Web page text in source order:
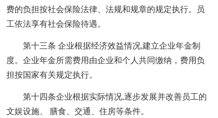
费的负担按社会保险法律、法规和规章的规定执行。员
工依法享有社会保险待遇。
第十三条 企业根据经济效益情况,建立企业年金制
度。企业年金所需费用由企业和个人共同缴纳，费用负
担按国家有关规定执行。
第十四条企业根据实际情况,逐步发展并改善员工的
文娱设施、 膳食、交通、住房等条件。